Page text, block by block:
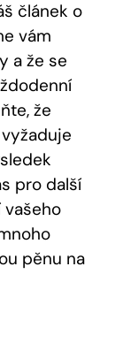
článek o
vám
a že se
že
pro další
pěnu na